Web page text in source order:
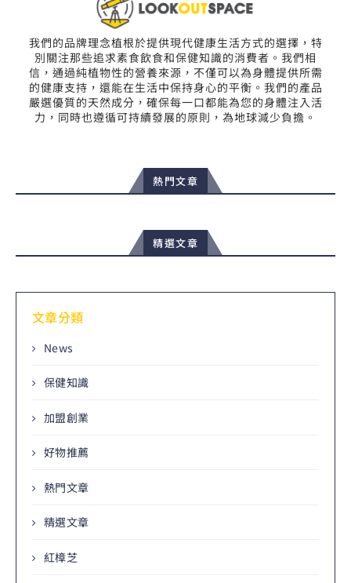
我們的品牌理念植根於提供現代健康生活方式的選擇，特
別關注那些追求素食飲食和保健知識的消費者。我們相
信，通過純植物性的營養來源，不僅可以為身體提供所需
的健康支持，還能在生活中保持身心的平衡。我們的產品
嚴選優質的天然成分，確保每一口都能為您的身體注入活
力，同時也遵循可持續發展的原則，為地球減少負擔。
熱門文章
精選文章
文章分類
News
保健知識
加盟創業
好物推薦
熱門文章
精選文章
紅樟芝